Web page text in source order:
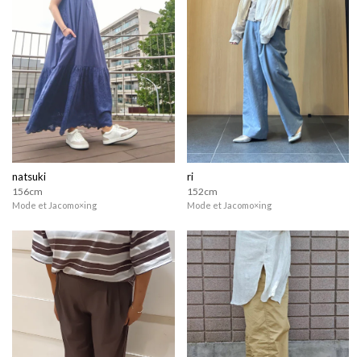
natsuki
156cm
Mode et Jacomo×ing
ri
152cm
Mode et Jacomo×ing